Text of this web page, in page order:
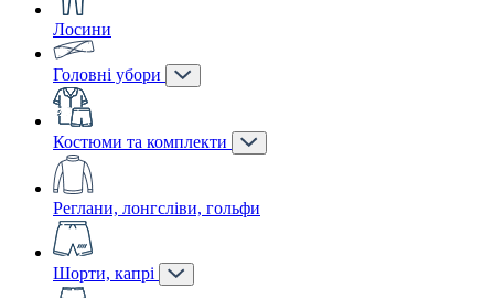
Лосини
Головні убори
Костюми та комплекти
Реглани, лонгсліви, гольфи
Шорти, капрі